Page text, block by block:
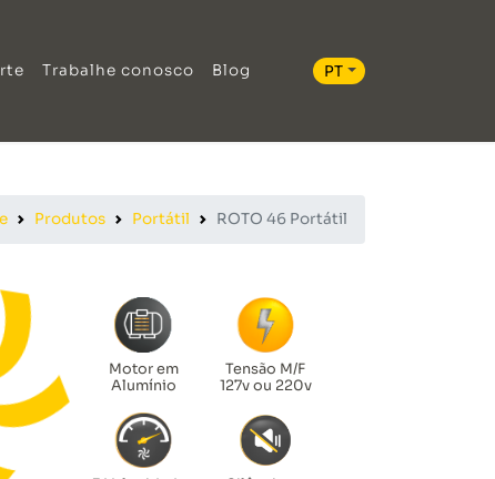
Trabalhe conosco Blog PT
Produtos Portátil ROTO 46 Portátil
Motor em
Alumínio
Tensão M/F
127v ou 220v